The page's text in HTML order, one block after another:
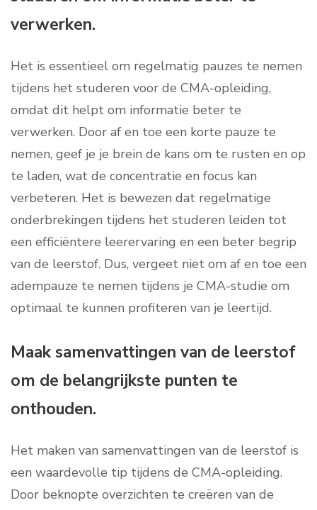
verwerken.
Het is essentieel om regelmatig pauzes te nemen
tijdens het studeren voor de CMA-opleiding,
omdat dit helpt om informatie beter te
verwerken. Door af en toe een korte pauze te
nemen, geef je je brein de kans om te rusten en op
te laden, wat de concentratie en focus kan
verbeteren. Het is bewezen dat regelmatige
onderbrekingen tijdens het studeren leiden tot
een efficiëntere leerervaring en een beter begrip
van de leerstof. Dus, vergeet niet om af en toe een
adempauze te nemen tijdens je CMA-studie om
optimaal te kunnen profiteren van je leertijd.
Maak samenvattingen van de leerstof
om de belangrijkste punten te
onthouden.
Het maken van samenvattingen van de leerstof is
een waardevolle tip tijdens de CMA-opleiding.
Door beknopte overzichten te creëren van de